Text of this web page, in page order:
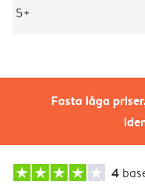
Fasta låga
5+
4